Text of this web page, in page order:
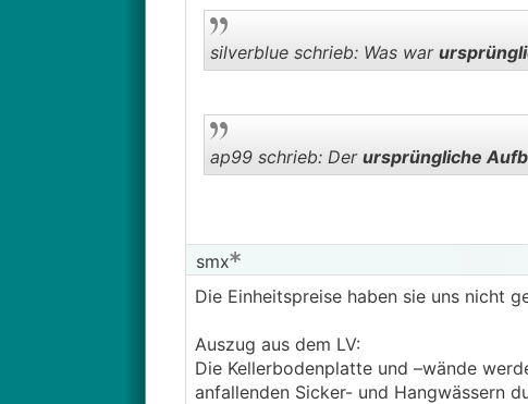
silverblue schrieb: Was war
ap99 schrieb: Der ursprüngliche
smx
Die Einheitspreise haben sie uns nicht
Auszug aus dem LV:
Die Kellerbodenplatte und –wände
anfallenden Sicker- und Hangwässern